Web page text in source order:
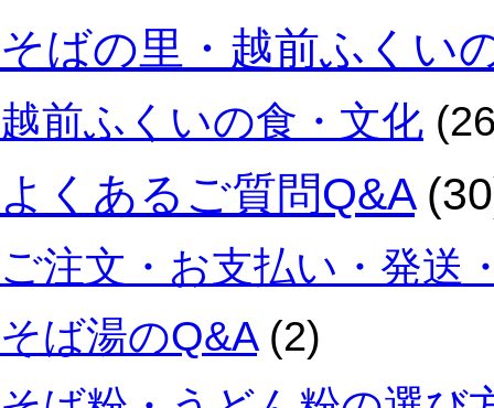
そばの里・越前ふくい
越前ふくいの食・文化
よくあるご質問Q&A
ご注文・お支払い・発送
そば湯のQ&A(2)